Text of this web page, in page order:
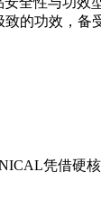
的功效，
凭借硬